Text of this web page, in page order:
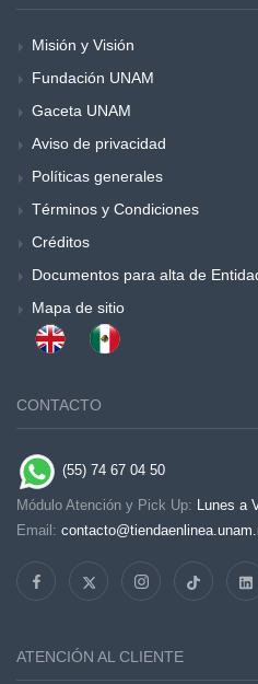
Misión y Visión
Fundación UNAM
Gaceta UNAM
Aviso de privacidad
Políticas generales
Términos y Condiciones
Créditos
Documentos para alta de
Mapa de sitio
CONTACTO
(55) 74 67 04 50
Módulo Atención y Pick Up: Lunes a
Email:
ATENCIÓN AL CLIENTE